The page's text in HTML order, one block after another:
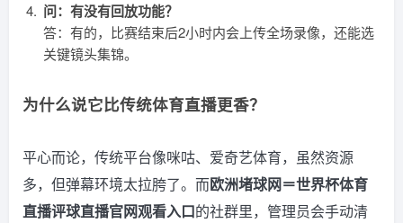
问：有没有回放功能？
答：有的，比赛结束后2小时内会上传全场录像，还能选
关键镜头集锦。
为什么说它比传统体育直播更香？
平心而论，传统平台像咪咕、爱奇艺体育，虽然资源
多，但弹幕环境太拉胯了。而欧洲堵球网＝世界杯体育
直播评球直播官网观看入口的社群里，管理员会手动清